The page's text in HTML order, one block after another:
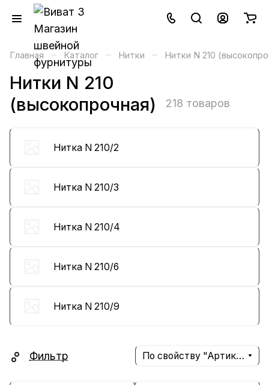
Главная – Каталог – Нитки – Нитки N 210
Нитки N 210
(высокопрочная)
218 товаров
Нитка N 210/2
Нитка N 210/3
Нитка N 210/4
Нитка N 210/6
Нитка N 210/9
Фильтр По свойству "Артикул" (убывание)